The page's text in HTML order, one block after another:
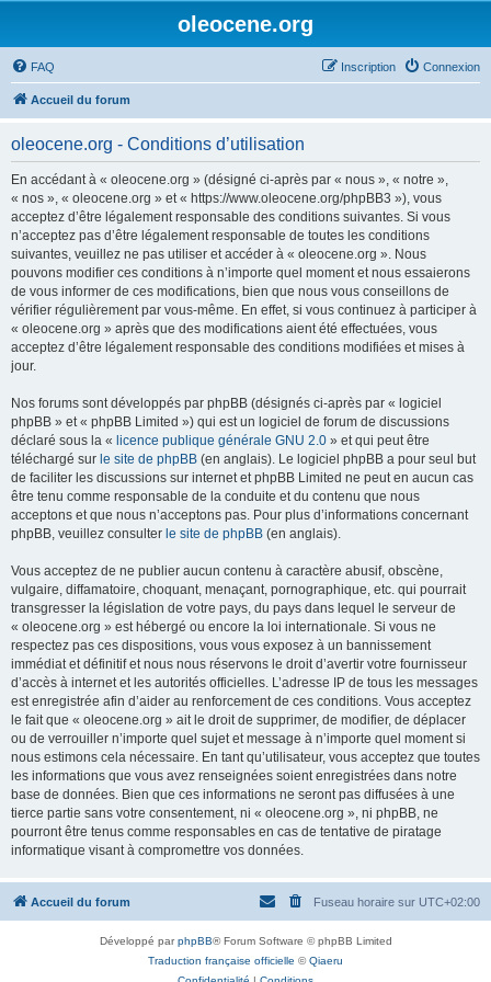
oleocene.org
FAQ Connexion
Inscription
Accueil du forum
oleocene.org - Conditions d’utilisation
En accédant à « oleocene.org » (désigné ci-après par « nous », « notre »,
« nos », « oleocene.org » et « https://www.oleocene.org/phpBB3 »), vous
acceptez d’être légalement responsable des conditions suivantes. Si vous
n’acceptez pas d’être légalement responsable de toutes les conditions
suivantes, veuillez ne pas utiliser et accéder à « oleocene.org ». Nous
pouvons modifier ces conditions à n’importe quel moment et nous essaierons
de vous informer de ces modifications, bien que nous vous conseillons de
vérifier régulièrement par vous-même. En effet, si vous continuez à participer à
« oleocene.org » après que des modifications aient été effectuées, vous
acceptez d’être légalement responsable des conditions modifiées et mises à
jour.
Nos forums sont développés par phpBB (désignés ci-après par « logiciel
phpBB » et « phpBB Limited ») qui est un logiciel de forum de discussions
déclaré sous la « licence publique générale GNU 2.0 » et qui peut être
téléchargé sur le site de phpBB (en anglais). Le logiciel phpBB a pour seul but
de faciliter les discussions sur internet et phpBB Limited ne peut en aucun cas
être tenu comme responsable de la conduite et du contenu que nous
acceptons et que nous n’acceptons pas. Pour plus d’informations concernant
phpBB, veuillez consulter le site de phpBB (en anglais).
Vous acceptez de ne publier aucun contenu à caractère abusif, obscène,
vulgaire, diffamatoire, choquant, menaçant, pornographique, etc. qui pourrait
transgresser la législation de votre pays, du pays dans lequel le serveur de
« oleocene.org » est hébergé ou encore la loi internationale. Si vous ne
respectez pas ces dispositions, vous vous exposez à un bannissement
immédiat et définitif et nous nous réservons le droit d’avertir votre fournisseur
d’accès à internet et les autorités officielles. L’adresse IP de tous les messages
est enregistrée afin d’aider au renforcement de ces conditions. Vous acceptez
le fait que « oleocene.org » ait le droit de supprimer, de modifier, de déplacer
ou de verrouiller n’importe quel sujet et message à n’importe quel moment si
nous estimons cela nécessaire. En tant qu’utilisateur, vous acceptez que toutes
les informations que vous avez renseignées soient enregistrées dans notre
base de données. Bien que ces informations ne seront pas diffusées à une
tierce partie sans votre consentement, ni « oleocene.org », ni phpBB, ne
pourront être tenus comme responsables en cas de tentative de piratage
informatique visant à compromettre vos données.
Accueil du forum Fuseau horaire sur UTC+02:00
Développé parphpBB® Forum Software © phpBB Limited
Traduction française officielle ©Qiaeru